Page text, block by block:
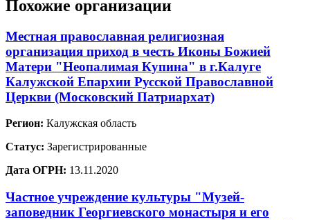
Похожие организации
Местная православная религиозная
организация приход в честь Иконы Божией
Матери "Неопалимая Купина" в г.Калуге
Калужской Епархии Русской Православной
Церкви (Московский Патриархат)
Регион: Калужская область
Статус: Зарегистрированные
Дата ОГРН: 13.11.2020
Частное учреждение культуры "Музей-
заповедник Георгиевского монастыря и его